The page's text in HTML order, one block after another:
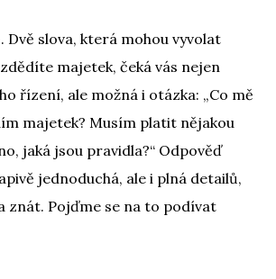
Dvě slova, která mohou vyvolat
majetek, čeká vás nejen
řízení, ale možná i otázka: „Co mě
majetek? Musím platit nějakou
jaká jsou pravidla?“ Odpověď
jednoduchá, ale i plná detailů,
znát. Pojďme se na to podívat